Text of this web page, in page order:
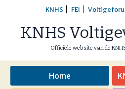
content
KNHS FEI
KNHS
Officiële website van de
Home